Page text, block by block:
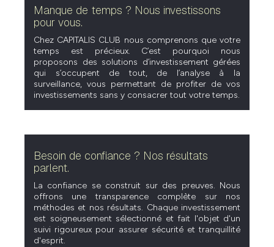
Manque de temps ? Nous investissons
pour vous.
Chez CAPITALIS CLUB nous comprenons que votre
temps est précieux. C’est pourquoi nous
proposons des solutions d’investissement gérées
qui s’occupent de tout, de l’analyse à la
surveillance, vous permettant de profiter de vos
investissements sans y consacrer tout votre temps.
Besoin de confiance ? Nos résultats
parlent.
La confiance se construit sur des preuves. Nous
offrons une transparence complète sur nos
méthodes et nos résultats. Chaque investissement
est soigneusement sélectionné et fait l'objet d'un
suivi rigoureux pour assurer sécurité et tranquillité
d'esprit.